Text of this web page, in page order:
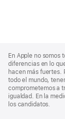
Footer
En Apple no somos
diferencias en lo
hacen más fuertes.
todo el mundo,
comprometemos a
igualdad. En la
los candidatos.